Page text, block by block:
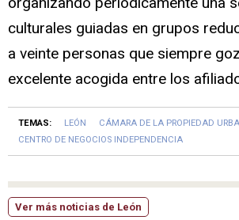
culturales guiadas en grupos
a veinte personas que siempre
excelente acogida entre los
TEMAS: LEÓN
CÁMARA DE LA PROPIEDAD
CENTRO DE NEGOCIOS INDEPENDENCIA
Ver más noticias de León